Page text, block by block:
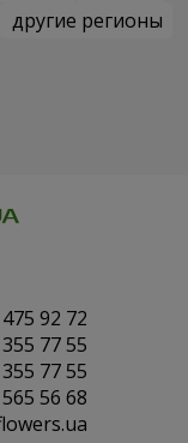
другие регионы
92 72
77 55
77 55
56 68